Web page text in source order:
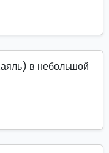
в небольшой